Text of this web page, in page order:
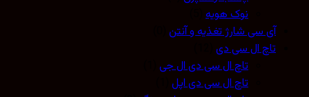
نوک هویه(5)
آی سی شارژ تغذیه و آنتن(0)
تاچ ال سی دی(12)
تاچ ال سی دی ال جی(1)
تاچ ال سی دی اپل(1)